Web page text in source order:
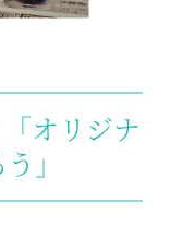
オリジナ
」